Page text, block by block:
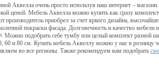
Аквелла очень просто используя наш интернет –
ценой. Мебель Аквелла можно купить как сразу
производитель приобрел за счет яркого дизайна,
покраски фасада. Долговечность и качество мебели
Можно подобрать себе тумбу или целый комплект разной
и 80 см. Купить мебель Аквеллу можно у нас в розницу
во все регионы. Также рекомендуем вам подобрать